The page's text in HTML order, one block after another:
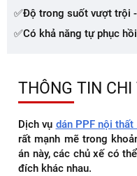
✅Độ trong suốt vượt trội
✅Có khả năng tự phục
THÔNG TIN CHI
Dịch vụ dán PPF nội thất
rất mạnh mẽ trong
án này, các chủ xế có
đích khác nhau.